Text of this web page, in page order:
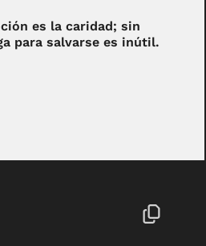
es la caridad; sin
para salvarse es inútil.